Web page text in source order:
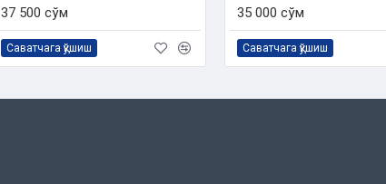
37 500 сўм
Саватчага қўшиш
35 000 сўм
Саватчага қўшиш